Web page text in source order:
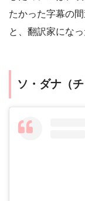
たかった字幕の
と、翻訳家になっ
ソ・ダナ（